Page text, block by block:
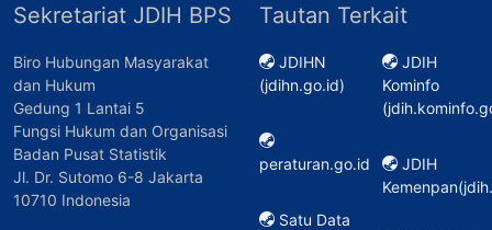
Sekretariat JDIH BPS
Biro Hubungan Masyarakat
dan Hukum
Gedung 1 Lantai 5
Fungsi Hukum dan Organisasi
Badan Pusat Statistik
Jl. Dr. Sutomo 6-8 Jakarta
10710 Indonesia
Tautan Terkait
JDIHN
(jdihn.go.id)
peraturan.go.id
Satu Data
JDIH
Kominfo
JDIH